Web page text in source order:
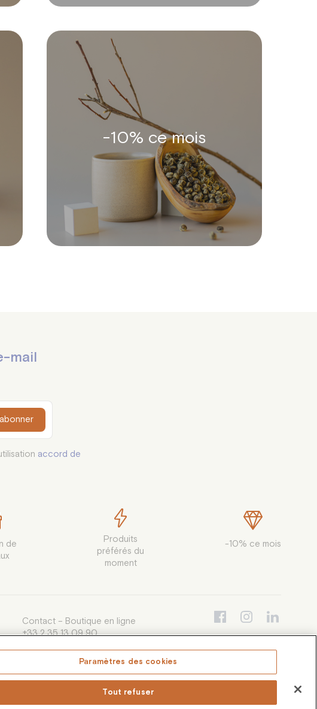
-10% ce mois
mail
accord de
de
Produits
préférés du
moment
-10% ce mois
Contact – Boutique en ligne
+33 2 35 13 09 90
13h30 à 16h00, appel non surtaxé
Paramètres des cookies
Tout refuser